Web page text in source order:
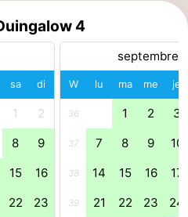
4
sa di
1 2
8 9
15 16
22 23
septembre
W lu ma me je
36 1 2 3
37 7 8 9 10
38 14 15 16 17
39 21 22 23 24